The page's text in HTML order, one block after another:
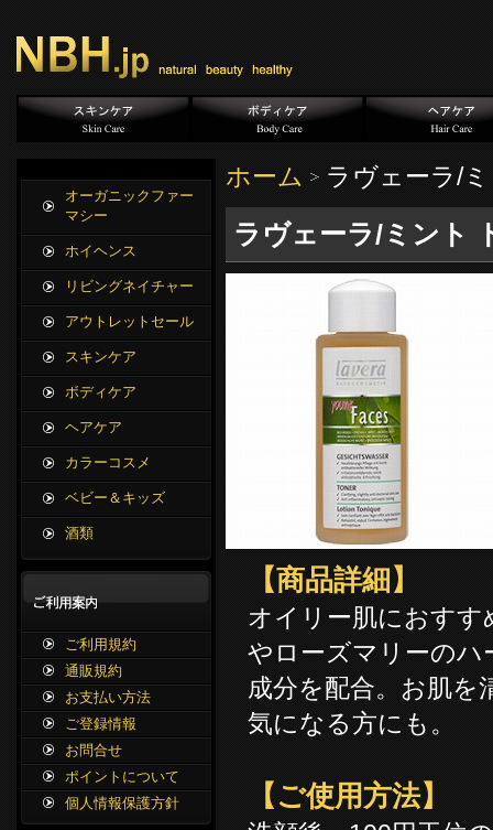
ホーム ラヴェーラ/
ラヴェーラ/ミント
【商品詳細】
オイリー肌におす
やローズマリーのハ
成分を配合。お肌を
気になる方にも。
【ご使用方法】
オーガニックファー
マシー
ホイヘンス
リビングネイチャー
アウトレットセール
スキンケア
ボディケア
ヘアケア
カラーコスメ
ベビー＆キッズ
酒類
ご利用規約
通販規約
お支払い方法
ご登録情報
お問合せ
ポイントについて
個人情報保護方針